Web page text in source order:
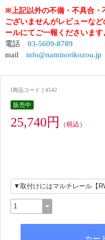
※上記以外の不備・不具合・
ございませんがレビューな
ールにてご一報くださいます
電話 03-5609-8789
mail info@naminorikozou.jp
[商品コード ] 4542
販売中
25,740円 （税込）